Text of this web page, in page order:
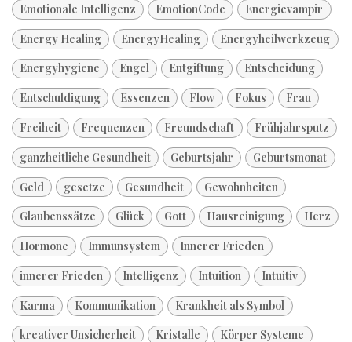
Emotionale Intelligenz
EmotionCode
Energievampir
Energy Healing
EnergyHealing
Energyheilwerkzeug
Energyhygiene
Engel Entgiftung
Entscheidung
Entschuldigung
Essenzen Flow Fokus
Frau
Freiheit
Frequenzen Freundschaft
Frühjahrsputz
ganzheitliche Gesundheit
Geburtsjahr
Geburtsmonat
Geld
gesetze Gesundheit
Gewohnheiten
Glaubenssätze
Glück Gott Hausreinigung
Herz
Hormone
Immunsystem
Innerer Frieden
innerer Frieden
Intelligenz Intuition
Intuitiv
Karma
Kommunikation
Krankheit als Symbol
kreativer Unsicherheit
Kristalle
Körper Systeme